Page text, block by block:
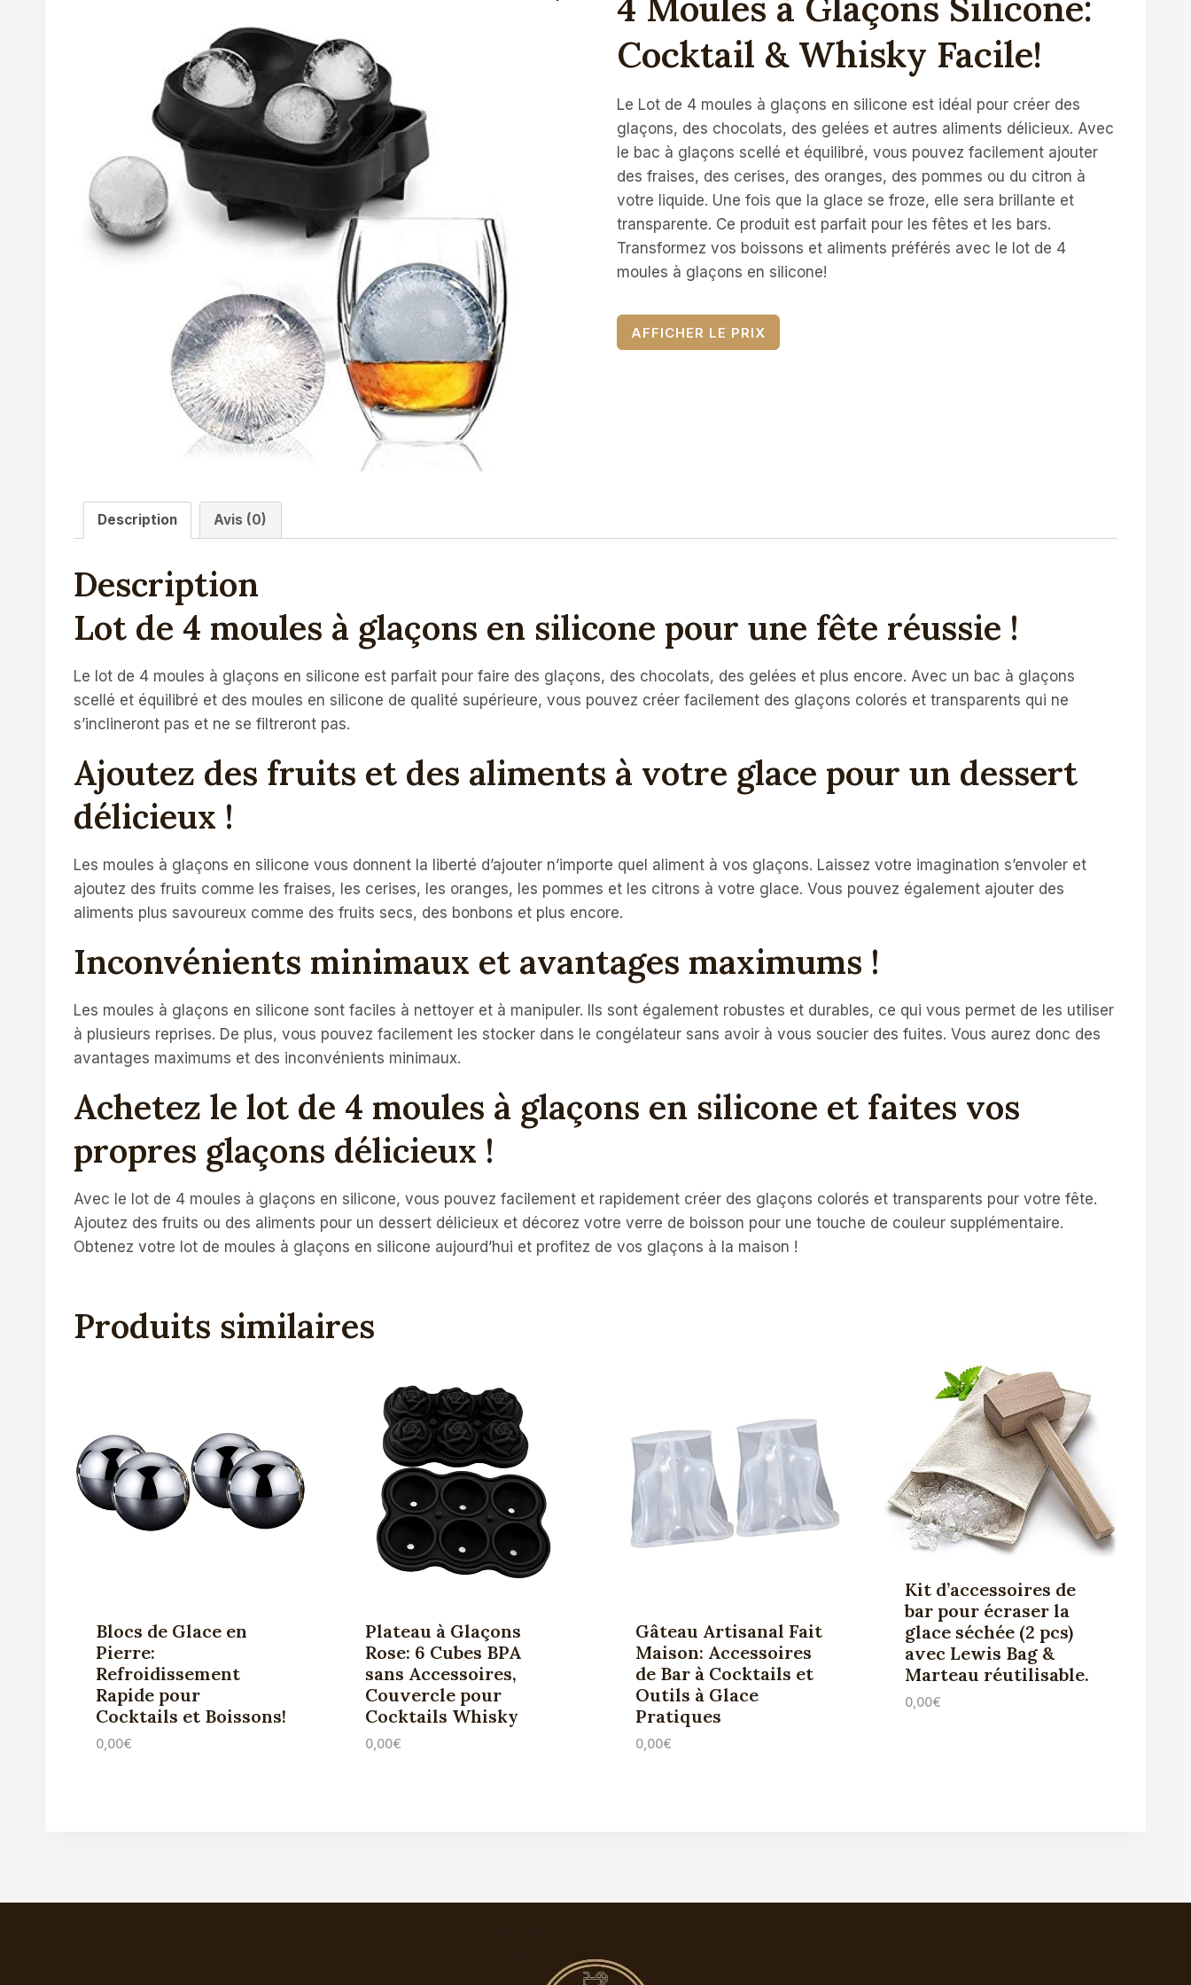
Cocktail & Whisky Facile!
Le Lot de 4 moules à glaçons en silicone est idéal pour créer des
glaçons, des chocolats, des gelées et autres aliments délicieux. Avec
le bac à glaçons scellé et équilibré, vous pouvez facilement ajouter
des fraises, des cerises, des oranges, des pommes ou du citron à
votre liquide. Une fois que la glace se froze, elle sera brillante et
transparente. Ce produit est parfait pour les fêtes et les bars.
Transformez vos boissons et aliments préférés avec le lot de 4
moules à glaçons en silicone!
AFFICHER LE PRIX
Description Avis (0)
Description
Lot de 4 moules à glaçons en silicone pour une fête réussie !
Le lot de 4 moules à glaçons en silicone est parfait pour faire des glaçons, des chocolats, des gelées et plus encore. Avec un bac à glaçons
scellé et équilibré et des moules en silicone de qualité supérieure, vous pouvez créer facilement des glaçons colorés et transparents qui ne
s’inclineront pas et ne se filtreront pas.
Ajoutez des fruits et des aliments à votre glace pour un dessert
délicieux !
Les moules à glaçons en silicone vous donnent la liberté d’ajouter n’importe quel aliment à vos glaçons. Laissez votre imagination s’envoler et
ajoutez des fruits comme les fraises, les cerises, les oranges, les pommes et les citrons à votre glace. Vous pouvez également ajouter des
aliments plus savoureux comme des fruits secs, des bonbons et plus encore.
Inconvénients minimaux et avantages maximums !
Les moules à glaçons en silicone sont faciles à nettoyer et à manipuler. Ils sont également robustes et durables, ce qui vous permet de les utiliser
à plusieurs reprises. De plus, vous pouvez facilement les stocker dans le congélateur sans avoir à vous soucier des fuites. Vous aurez donc des
avantages maximums et des inconvénients minimaux.
Achetez le lot de 4 moules à glaçons en silicone et faites vos
propres glaçons délicieux !
Avec le lot de 4 moules à glaçons en silicone, vous pouvez facilement et rapidement créer des glaçons colorés et transparents pour votre fête.
Ajoutez des fruits ou des aliments pour un dessert délicieux et décorez votre verre de boisson pour une touche de couleur supplémentaire.
Obtenez votre lot de moules à glaçons en silicone aujourd’hui et profitez de vos glaçons à la maison !
Produits similaires
Blocs de Glace en
Pierre:
Refroidissement
Rapide pour
Cocktails et Boissons!
0,00€
Plateau à Glaçons
Rose: 6 Cubes BPA
sans Accessoires,
Couvercle pour
Cocktails Whisky
0,00€
Gâteau Artisanal Fait
Maison: Accessoires
de Bar à Cocktails et
Outils à Glace
Pratiques
0,00€
Kit d’accessoires de
bar pour écraser la
glace séchée (2 pcs)
avec Lewis Bag &
Marteau réutilisable.
0,00€